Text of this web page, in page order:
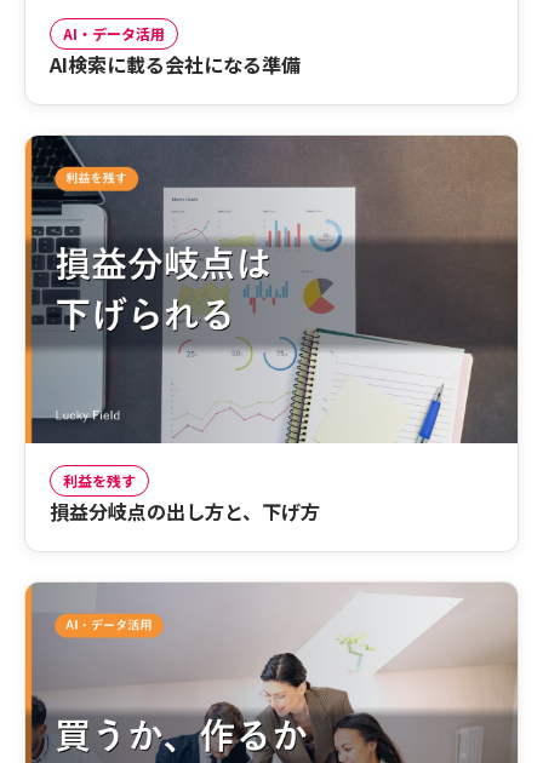
AI・データ活用
AI検索に載る会社になる準備
利益を残す
損益分岐点の出し方と、下げ方